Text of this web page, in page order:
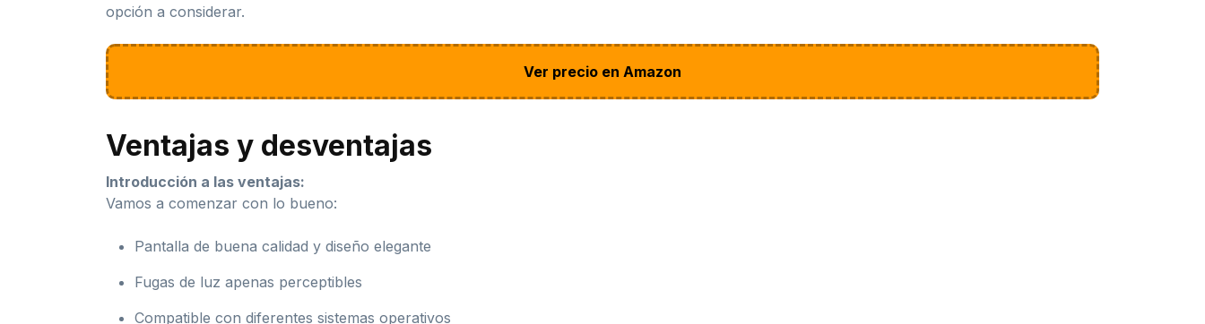
opción a considerar.
Ver precio en Amazon
Ventajas y desventajas
Introducción a las ventajas:
Vamos a comenzar con lo bueno:
Pantalla de buena calidad y diseño elegante
Fugas de luz apenas perceptibles
Compatible con diferentes sistemas operativos